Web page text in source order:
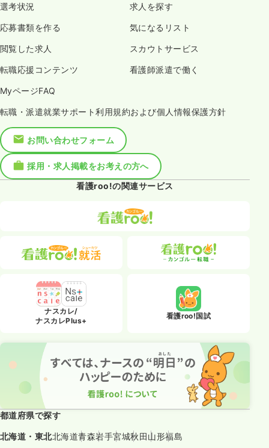
選考状況 求人を探す
応募書類を作る 気になるリスト
閲覧した求人 スカウトサービス
転職応援コンテンツ 看護師派遣で働く
MyページFAQ
転職・派遣就業サポート利用規約および個人情報保護方針
お問い合わせフォーム
採用・求人掲載をお考えの方へ
看護roo!の関連サービス
ナスカレ/
ナスカレPlus+
看護roo!国試
都道府県で探す
北海道・東北北海道青森岩手宮城秋田山形福島